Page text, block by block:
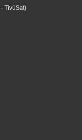
- TivùSat)